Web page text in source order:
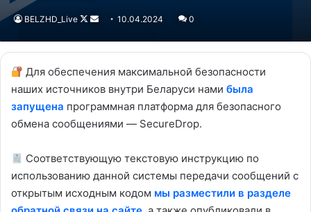
BELZHD_Live
Follow
X
Send
email
10.04.2024 0
Для обеспечения максимальной безопасности
наших источников внутри Беларуси нами была
запущена программная платформа для безопасного
обмена сообщениями — SecureDrop.
Соответствующую текстовую инструкцию по
использованию данной системы передачи сообщений с
открытым исходным кодом мы разместили в разделе